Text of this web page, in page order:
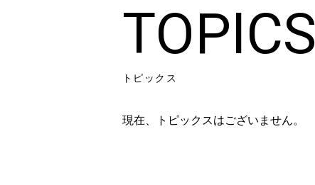
TOPICS
トピックス
現在、トピックスはございません。